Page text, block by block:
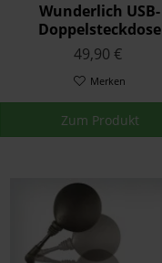
Wunderlich USB-
Doppelsteckdose
Schwarz
49,90 €
Merken
Zum Produkt